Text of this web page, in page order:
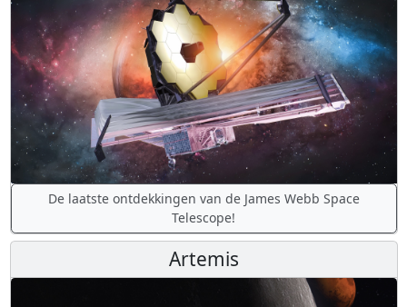
De laatste ontdekkingen van de James Webb Space
Telescope!
Artemis